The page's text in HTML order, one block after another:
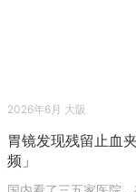
2026年6月 大阪
胃镜发现残留止血
频」